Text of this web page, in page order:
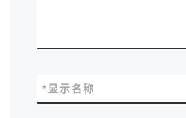
显示名称
*